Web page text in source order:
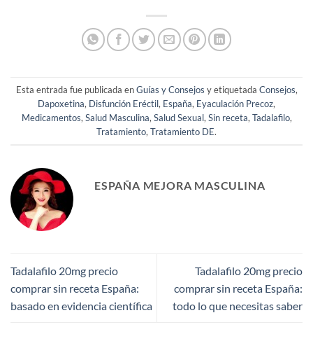
Esta entrada fue publicada enGuías y Consejos y etiquetada Consejos,
Dapoxetina, Disfunción Eréctil, España, Eyaculación Precoz,
Medicamentos, Salud Masculina, Salud Sexual, Sin receta, Tadalafilo,
Tratamiento, Tratamiento DE.
ESPAÑA MEJORA MASCULINA
Tadalafilo 20mg precio
comprar sin receta España:
basado en evidencia científica
Tadalafilo 20mg precio
comprar sin receta España:
todo lo que necesitas saber